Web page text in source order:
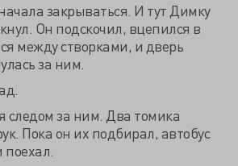
закрываться. И тут Димку
Он подскочил, вцепился в
между створками, и дверь
за ним.
следом за ним. Два томика
Пока он их подбирал, автобус